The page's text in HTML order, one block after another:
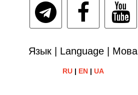
Язык | Language | Мова
RU| EN| UA